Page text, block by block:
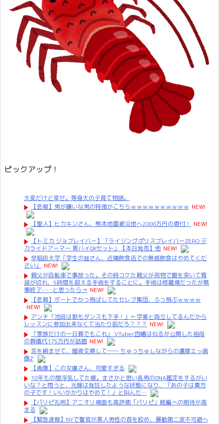
ピックアップ！
大変だけど幸せ。等身大の子育て物語。
【悲報】男が嫌いな男の特徴がこちらｗｗｗｗｗｗｗｗｗｗ NEW!
【聖人】ヒカキンさん、熊本地震被災地へ2000万円の寄付！ NEW!
【トミカ ジョブレイバー】「ライジングポリスブレイバーZERO デ
カライドアーマー 黒バイDXセット」【本日発売】他 NEW!
早稲田大学「学生の皆さん、近隣飲食店での無銭飲食はやめてくだ
さい」
NEW!
親父が自転車で事故った。その時コケた親父が荷物で腹を突いて胃
袋が切れ、5時間を超える手術をすることに。手術は修羅場だったが無
事終了……と思ったら→ NEW!
【悲報】ボートでかっ飛ばしてたセレブ集団、ふっ飛ぶｗｗｗｗ
NEW!
アンチ「池田は歌もダンスも下手！」←学業と両立してるんだから
レッスンに参加出来なくて当たり前だろ？？？ NEW!
「家族だけの一日葬でもこれ」 VTuber因幡はねるが公開した祖母
の葬儀代175万円が話題 NEW!
舌を絡ませて、唾液交換して── ちゅっちゅしながらの濃厚エッ画
像♪
【画像】この女優さん、可愛すぎる
10年もの間浮気してた嫁。まさかと思い長男のDNA鑑定をするがい
いな？と問うと、元嫁は発狂したような状態になり、「あの子は貴方
の子です！いいがかりはやめて！」と叫んだ…
【パリピ孔明】アニオリ場面も高評価「パリピ」続編への期待が高
まる
【緊急速報】NYで警官が黒人男性の首を絞め、暴動第二波不可避へ